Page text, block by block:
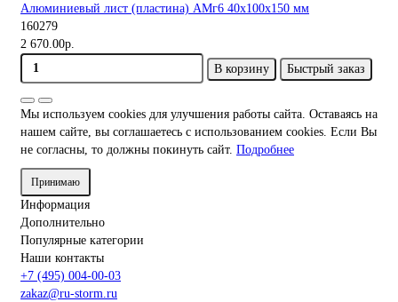
Алюминиевый лист (пластина) АМг6 40х100х150 мм
160279
2 670.00р.
В корзину
Быстрый заказ
Мы используем cookies для улучшения работы сайта. Оставаясь на
нашем сайте, вы соглашаетесь с использованием cookies. Если Вы
не согласны, то должны покинуть сайт. Подробнее
Принимаю
Информация
Дополнительно
Популярные категории
Наши контакты
+7 (495) 004-00-03
zakaz@ru-storm.ru